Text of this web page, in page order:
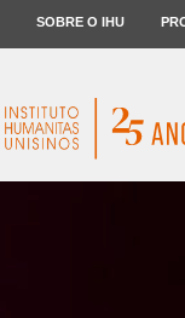
SOBRE O IHU